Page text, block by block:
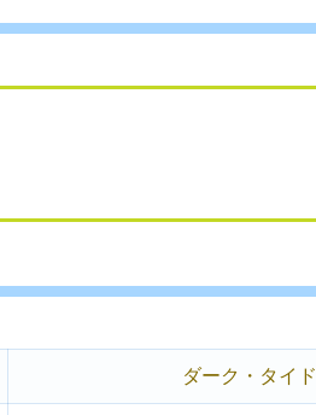
ダーク・タイド